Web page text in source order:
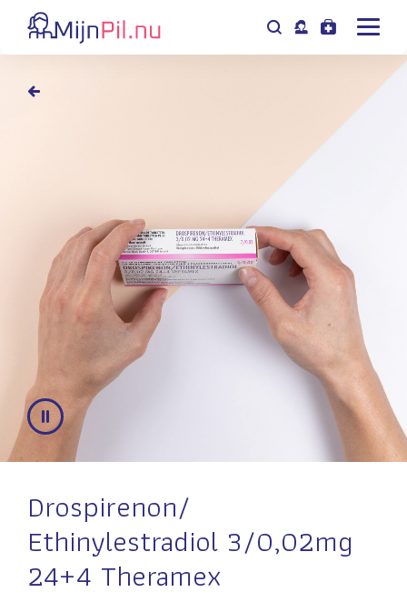
Drospirenon/
Ethinylestradiol 3/0,02mg
24+4 Theramex